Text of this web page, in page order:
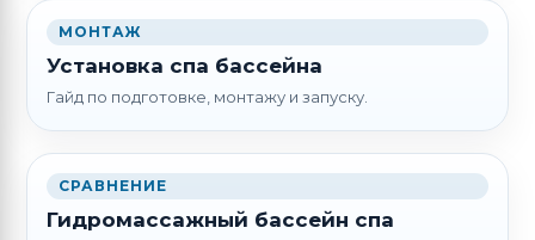
МОНТАЖ
Установка спа бассейна
Гайд по подготовке, монтажу и запуску.
СРАВНЕНИЕ
Гидромассажный бассейн спа